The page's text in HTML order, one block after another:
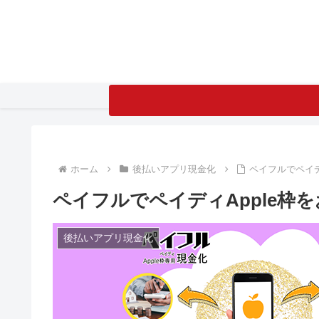
ホーム 後払いアプリ現金化 ペイフルでペイ
ペイフルでペイディApple枠
後払いアプリ現金化